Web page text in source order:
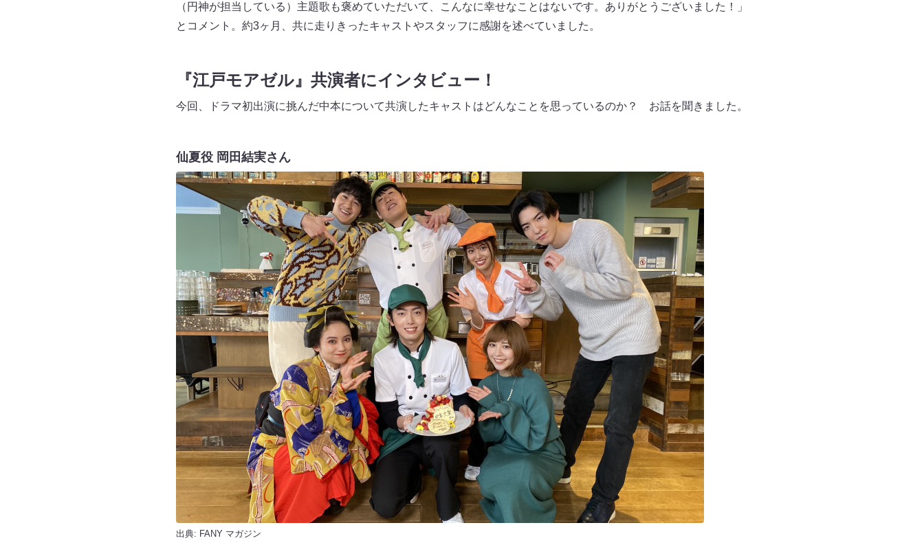
（円神が担当している）主題歌も褒めていただいて、こんなに幸せなことはないです。ありがとうございました！」
とコメント。約3ヶ月、共に走りきったキャストやスタッフに感謝を述べていました。
『江戸モアゼル』共演者にインタビュー！
今回、ドラマ初出演に挑んだ中本について共演したキャストはどんなことを思っているのか？ お話を聞きました。
仙夏役 岡田結実さん
出典: FANY マガジン